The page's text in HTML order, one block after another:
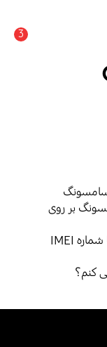
3
سامسونگ
بر روی
نحوه ی یافتن شماره مدل، شماره سریال یا شماره IMEI
کنم؟